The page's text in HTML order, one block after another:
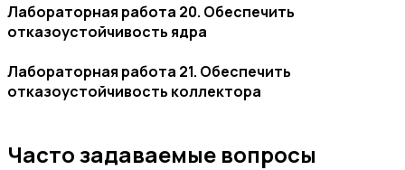
Лабораторная работа 20. Обеспечить
отказоустойчивость ядра
Лабораторная работа 21. Обеспечить
отказоустойчивость коллектора
Часто задаваемые вопросы